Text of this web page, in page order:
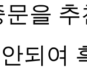
을
되여